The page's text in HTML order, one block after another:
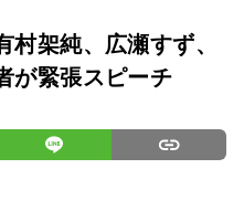
村架純、広瀬すず、
が緊張スピーチ